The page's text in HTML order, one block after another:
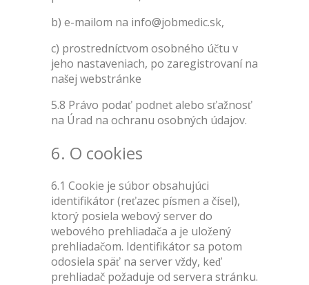
b) e-mailom na info@jobmedic.sk,
c) prostredníctvom osobného účtu v
jeho nastaveniach, po zaregistrovaní na
našej webstránke
5.8 Právo podať podnet alebo sťažnosť
na Úrad na ochranu osobných údajov.
6. O cookies
6.1 Cookie je súbor obsahujúci
identifikátor (reťazec písmen a čísel),
ktorý posiela webový server do
webového prehliadača a je uložený
prehliadačom. Identifikátor sa potom
odosiela späť na server vždy, keď
prehliadač požaduje od servera stránku.